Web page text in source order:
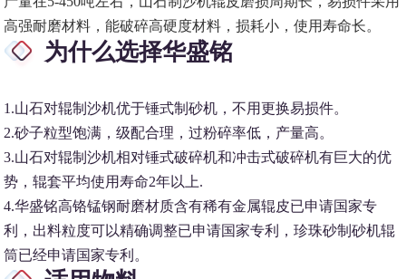
高强耐磨材料，能破碎高硬度材料，损耗小，使用寿命长。
为什么选择华盛铭
1.山石对辊制沙机优于锤式制砂机，不用更换易损件。
2.砂子粒型饱满，级配合理，过粉碎率低，产量高。
3.山石对辊制沙机相对锤式破碎机和冲击式破碎机有巨大的优
势，辊套平均使用寿命2年以上.
4.华盛铭高铬锰钢耐磨材质含有稀有金属辊皮已申请国家专
利，出料粒度可以精确调整已申请国家专利，珍珠砂制砂机辊
筒已经申请国家专利。